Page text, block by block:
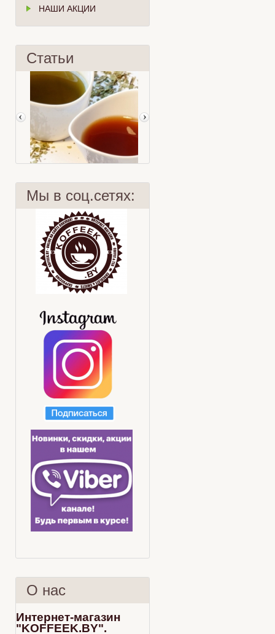
НАШИ АКЦИИ
Статьи
Чай и кровь
Мы в соц.сетях:
О нас
Интернет-магазин
"KOFFEEK.BY".